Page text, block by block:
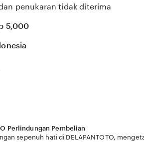
penukaran tidak diterima
5,000
Perlindungan Pembelian
sepenuh hati di DELAPANTOTO,